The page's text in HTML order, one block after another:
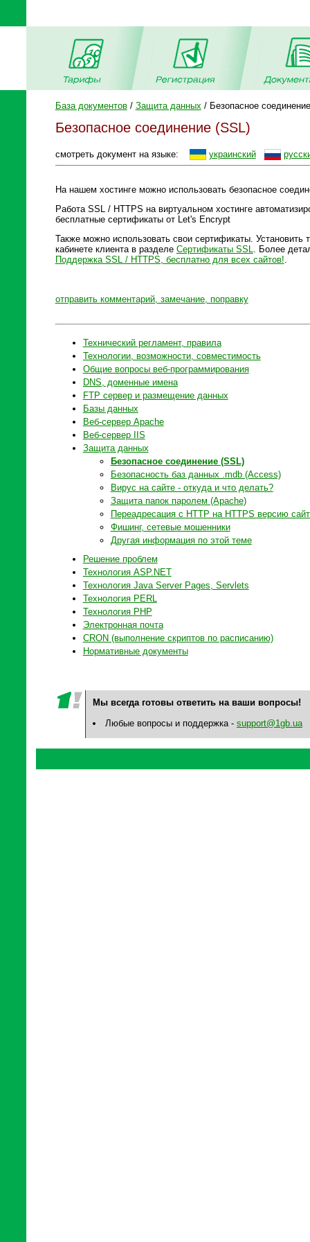
База документов/ Защита данных/ Безопасное
Безопасное соединение (SSL)
смотреть документ на языке: украинский
На нашем хостинге можно использовать безопасное
Работа SSL / HTTPS на виртуальном хостинге
бесплатные сертификаты от Let's Encrypt
Также можно использовать свои сертификаты.
кабинете клиента в разделе Сертификаты SSL. Более
Поддержка SSL / HTTPS, бесплатно для всех сайтов!.
отправить комментарий, замечание, поправку
Технический регламент, правила
Технологии, возможности, совместимость
Общие вопросы веб-программирования
DNS, доменные имена
FTP сервер и размещение данных
Базы данных
Веб-сервер Apache
Веб-сервер IIS
Защита данных
Безопасное соединение (SSL)
Безопасность баз данных .mdb (Access)
Вирус на сайте - откуда и что делать?
Защита папок паролем (Apache)
Переадресация с HTTP на HTTPS версию
Фишинг, сетевые мошенники
Другая информация по этой теме
Решение проблем
Технология ASP.NET
Технология Java Server Pages, Servlets
Технология PERL
Технология PHP
Электронная почта
CRON (выполнение скриптов по расписанию)
Нормативные документы
Мы всегда готовы ответить на ваши вопросы!
Любые вопросы и поддержка - support@1gb.ua